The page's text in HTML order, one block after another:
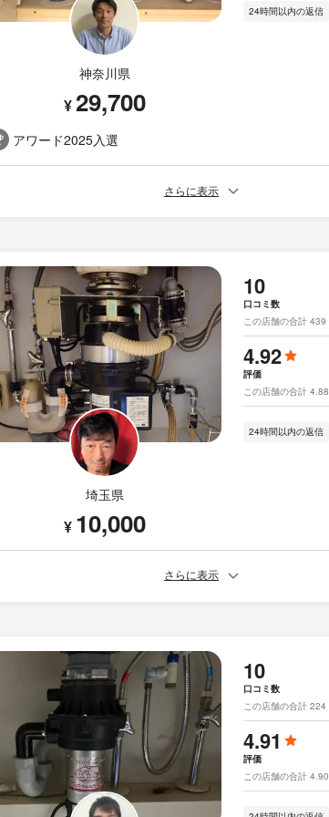
神奈川県
¥29,700
アワード2025入選
24時間以内の返信
さらに表示
埼玉県
¥ 10,000
10
口コミ数
この店舗の合計 439
4.92
評価
この店舗の合計 4.88
24時間以内の返信
さらに表示
10
口コミ数
この店舗の合計 224
4.91
評価
この店舗の合計 4.90